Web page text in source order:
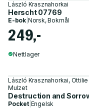
László Krasznahorkai
Herscht 07769
E-bok Norsk, Bokmål
249,-
Nettlager
László Krasznahorkai, Ottilie
Mulzet
Destruction and
Pocket| Engelsk